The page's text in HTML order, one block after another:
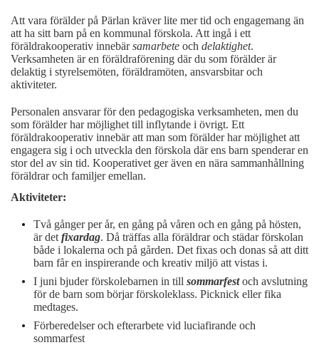
Att vara förälder på Pärlan kräver lite mer tid och engagemang än
att ha sitt barn på en kommunal förskola. Att ingå i ett
föräldrakooperativ innebärsamarbete och delaktighet.
Verksamheten är en föräldraförening där du som förälder är
delaktig i styrelsemöten, föräldramöten, ansvarsbitar och
aktiviteter.
Personalen ansvarar för den pedagogiska verksamheten, men du
som förälder har möjlighet till inflytande i övrigt. Ett
föräldrakooperativ innebär att man som förälder har möjlighet att
engagera sig i och utveckla den förskola där ens barn spenderar en
stor del av sin tid. Kooperativet ger även en nära sammanhållning
föräldrar och familjer emellan.
Aktiviteter:
Två gånger per år, en gång på våren och en gång på hösten,
är det fixardag. Då träffas alla föräldrar och städar förskolan
både i lokalerna och på gården. Det fixas och donas så att ditt
barn får en inspirerande och kreativ miljö att vistas i.
I juni bjuder förskolebarnen in till sommarfestoch avslutning
för de barn som börjar förskoleklass. Picknick eller fika
medtages.
Förberedelser och efterarbete vid luciafirande och
sommarfest